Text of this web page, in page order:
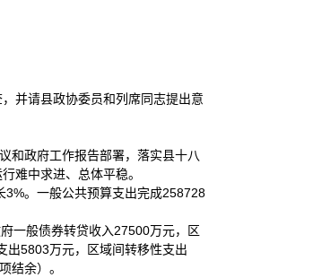
并请县政协委员和列席同志提出意
和政府工作报告部署，落实县十八
难中求进、总体平稳。
3%。一般公共预算支出完成258728
一般债券转贷收入27500万元，区
出5803万元，区域间转移性支出
结余）。